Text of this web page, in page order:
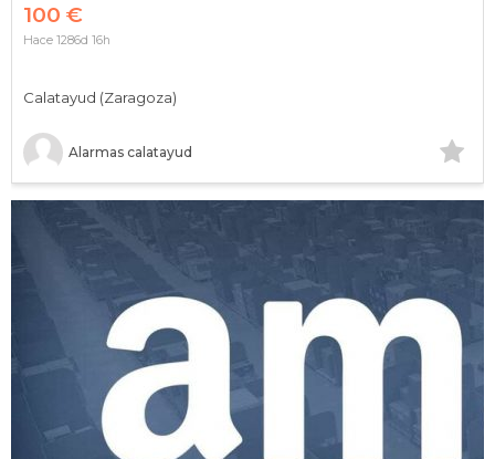
100 €
Alarmas calatayud
Calatayud (Zaragoza)
Hace 1286d 16h